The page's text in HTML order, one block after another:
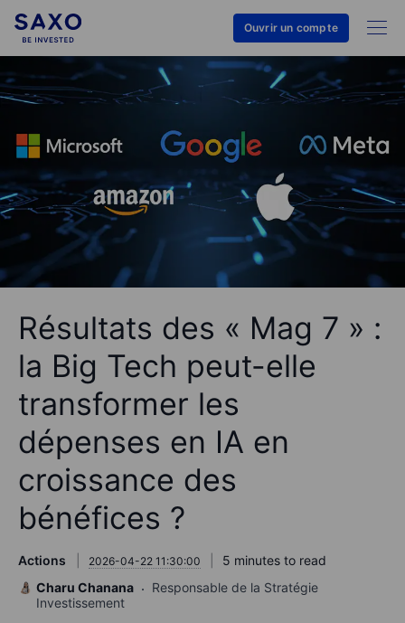
Ouvrir un compte
Résultats des « Mag 7 » :
la Big Tech peut-elle
transformer les
dépenses en IA en
croissance des
bénéfices ?
Actions 2026-04-22 11:30:00
5 minutes to read
Charu Chanana
Responsable de la Stratégie
Investissement